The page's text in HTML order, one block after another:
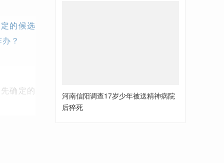
的候选
？
确定的
河南信阳调查17岁少年被送精神病院
后猝死